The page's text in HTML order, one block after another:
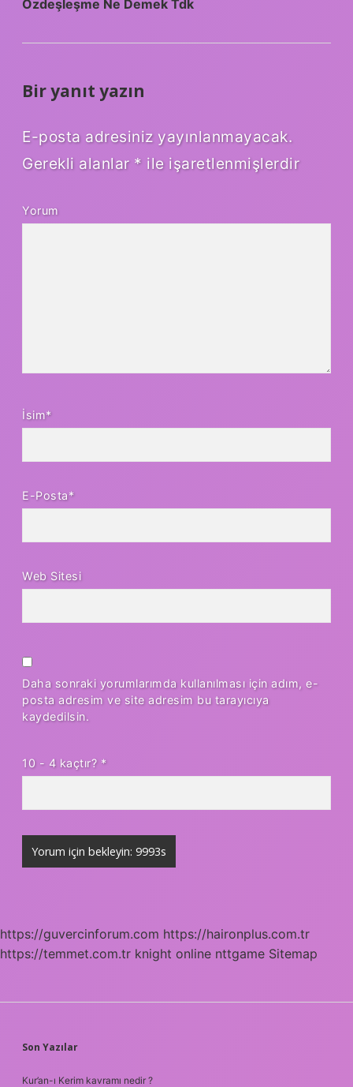
Özdeşleşme Ne Demek Tdk
Bir yanıt yazın
E-posta adresiniz yayınlanmayacak.
Gerekli alanlar * ile işaretlenmişlerdir
Yorum
İsim*
E-Posta*
Web Sitesi
Daha sonraki yorumlarımda kullanılması için adım, e-
posta adresim ve site adresim bu tarayıcıya
kaydedilsin.
10 - 4 kaçtır? *
https://guvercinforum.com https://haironplus.com.tr
https://temmet.com.tr knight online nttgame Sitemap
SIDEBAR
Son Yazılar
Kur’an-ı Kerim kavramı nedir ?